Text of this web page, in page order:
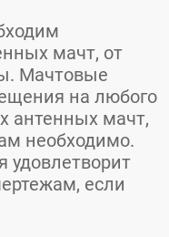
мачт, от
Мачтовые
на любого
антенных мачт,
необходимо.
удовлетворит
если